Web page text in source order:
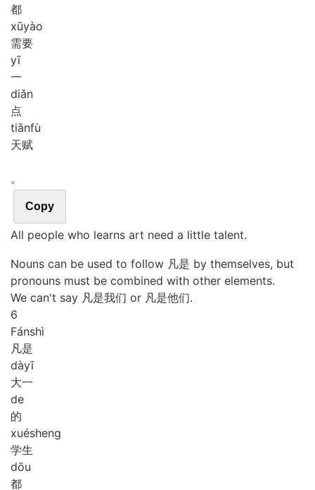
都
xūyào
需要
yī
一
diǎn
点
tiānfù
天赋
。
Copy
All people who learns art need a little talent.
Nouns can be used to follow 凡是 by themselves, but
pronouns must be combined with other elements.
We can't say 凡是我们 or 凡是他们.
6
Fánshì
凡是
dàyī
大一
de
的
xuésheng
学生
dōu
都